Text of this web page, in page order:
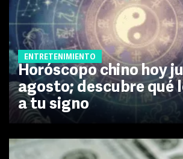
ENTRETENIMIENTO
Horóscopo chino hoy
agosto; descubre qué
a tu signo